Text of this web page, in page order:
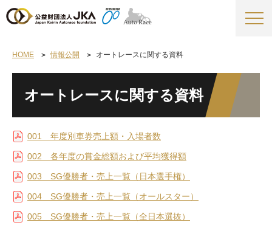
HOME 情報公開 オートレースに関する資料
オートレースに関する資料
001 年度別車券売上額・入場者数
002 各年度の賞金総額および平均獲得額
003 SG優勝者・売上一覧（日本選手権）
004 SG優勝者・売上一覧（オールスター）
005 SG優勝者・売上一覧（全日本選抜）